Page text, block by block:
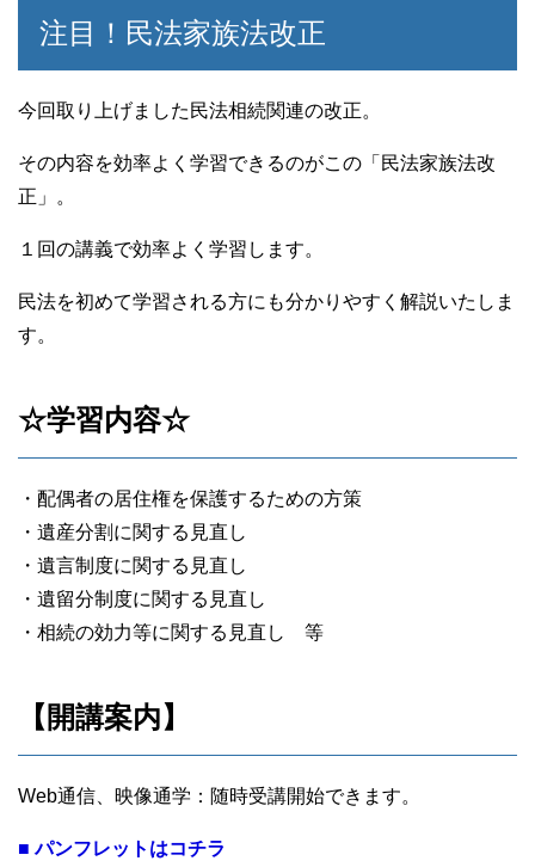
注目！民法家族法改正
今回取り上げました民法相続関連の改正。
その内容を効率よく学習できるのがこの「民法家族法改
正」。
１回の講義で効率よく学習します。
民法を初めて学習される方にも分かりやすく解説いたしま
す。
☆学習内容☆
・配偶者の居住権を保護するための方策
・遺産分割に関する見直し
・遺言制度に関する見直し
・遺留分制度に関する見直し
・相続の効力等に関する見直し 等
【開講案内】
Web通信、映像通学：随時受講開始できます。
■ パンフレットはコチラ